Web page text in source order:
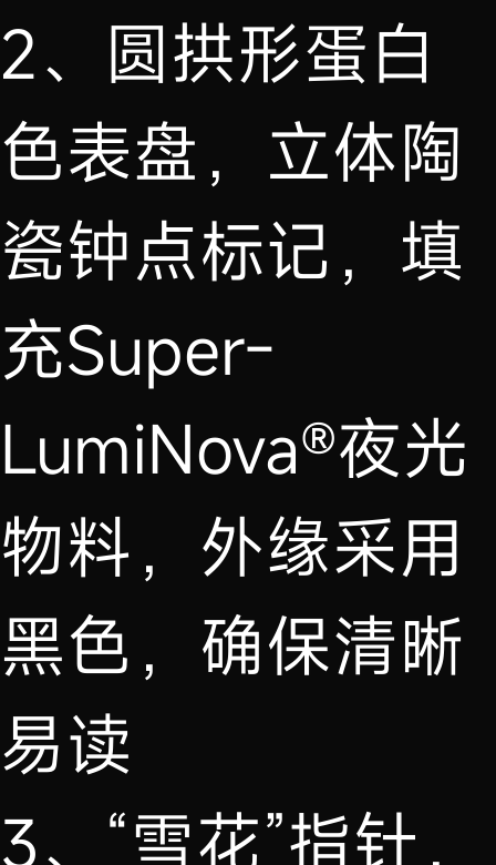
2、圆拱形蛋白
色表盘，立体陶
瓷钟点标记，填
充Super-
LumiNova®夜光
物料，外缘采用
黑色，确保清晰
易读
3、“雪花”指针，